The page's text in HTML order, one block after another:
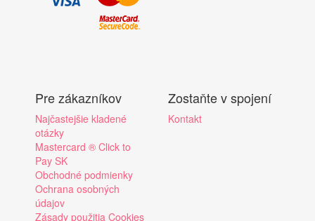
Pre zákazníkov
Najčastejšie kladené
otázky
Mastercard ® Click to
Pay SK
Obchodné podmienky
Ochrana osobných
údajov
Zásady použitia Cookies
Zostaňte v spojení
Kontakt